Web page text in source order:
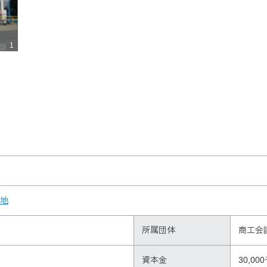
1
所属団体 商工会
資本金 30,000